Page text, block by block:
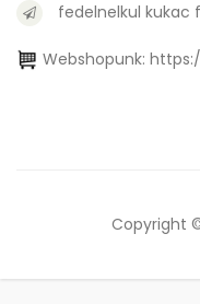
fedelnelkul kukac
Webshopunk:
Copyright